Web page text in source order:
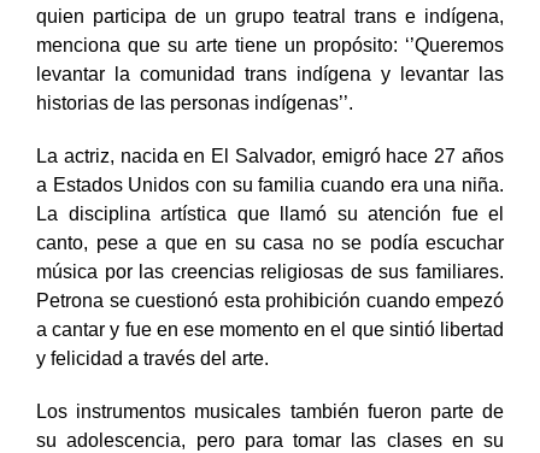
Esto lo sabe muy bien Petrona Xemi Tapepechul,
quien participa de un grupo teatral trans e indígena,
menciona que su arte tiene un propósito: ‘’Queremos
levantar la comunidad trans indígena y levantar las
La actriz, nacida en El Salvador, emigró hace 27 años
a Estados Unidos con su familia cuando era una niña.
La disciplina artística que llamó su atención fue el
canto, pese a que en su casa no se podía escuchar
música por las creencias religiosas de sus familiares.
Petrona se cuestionó esta prohibición cuando empezó
a cantar y fue en ese momento en el que sintió libertad
Los instrumentos musicales también fueron parte de